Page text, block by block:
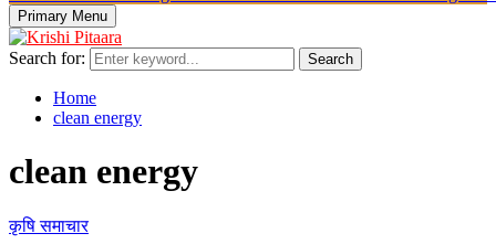
Primary Menu
Search for: Search
Home
clean energy
clean energy
कृषि समाचार